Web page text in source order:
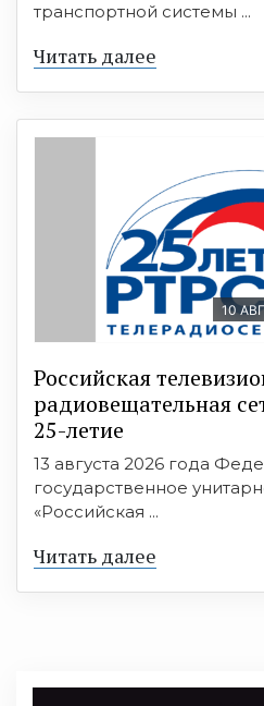
транспортной системы ...
Читать далее
10
Российская
радиовещательная
25-летие
13 августа 2026 года
государственное
«Российская ...
Читать далее